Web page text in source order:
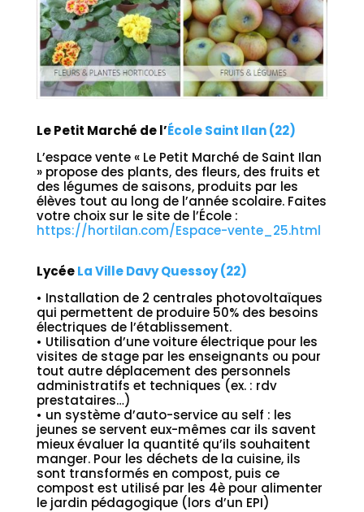
Le Petit Marché de l’École Saint Ilan (22)
L’espace vente « Le Petit Marché de Saint Ilan
» propose des plants, des fleurs, des fruits et
des légumes de saisons, produits par les
élèves tout au long de l’année scolaire. Faites
votre choix sur le site de l’École :
https://hortilan.com/Espace-vente_25.html
LycéeLa Ville Davy Quessoy (22)
• Installation de 2 centrales photovoltaïques
qui permettent de produire 50% des besoins
électriques de l’établissement.
• Utilisation d’une voiture électrique pour les
visites de stage par les enseignants ou pour
tout autre déplacement des personnels
administratifs et techniques (ex. : rdv
prestataires…)
• un système d’auto-service au self : les
jeunes se servent eux-mêmes car ils savent
mieux évaluer la quantité qu’ils souhaitent
manger. Pour les déchets de la cuisine, ils
sont transformés en compost, puis ce
compost est utilisé par les 4è pour alimenter
le jardin pédagogique (lors d’un EPI)